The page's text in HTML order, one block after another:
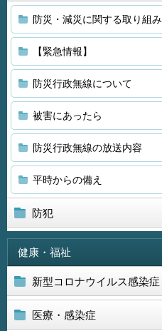
防災・減災に関する取り組
【緊急情報】
防災行政無線について
被害にあったら
防災行政無線の放送内容
平時からの備え
防犯
健康・福祉
新型コロナウイルス感染症
医療・感染症